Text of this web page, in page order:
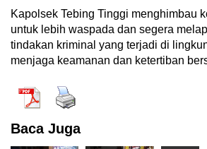
Kapolsek Tebing Tinggi menghimbau
untuk lebih waspada dan segera
tindakan kriminal yang terjadi di
menjaga keamanan dan ketertiban
Baca Juga